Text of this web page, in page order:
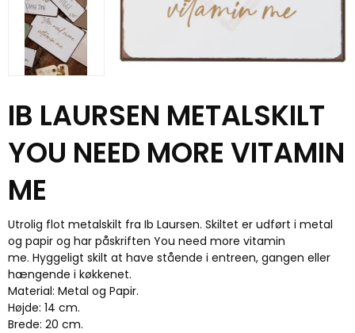
IB LAURSEN METALSKILT
YOU NEED MORE VITAMIN
ME
Utrolig flot metalskilt fra Ib Laursen. Skiltet er udført i metal
og papir og har påskriften You need more vitamin
me. Hyggeligt skilt at have stående i entreen, gangen eller
hængende i køkkenet.
Material: Metal og Papir.
Højde: 14 cm.
Brede: 20 cm.